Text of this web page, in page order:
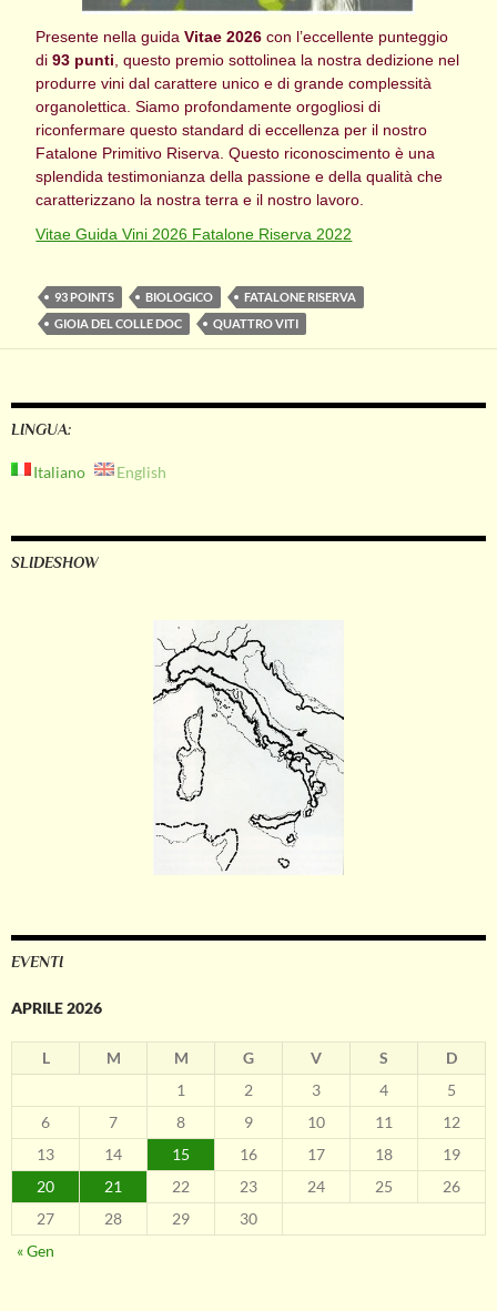
Presente nella guidaVitae 2026 con l’eccellente punteggio
di93 punti, questo premio sottolinea la nostra dedizione nel
produrre vini dal carattere unico e di grande complessità
organolettica. Siamo profondamente orgogliosi di
riconfermare questo standard di eccellenza per il nostro
Fatalone Primitivo Riserva. Questo riconoscimento è una
splendida testimonianza della passione e della qualità che
caratterizzano la nostra terra e il nostro lavoro.
Vitae Guida Vini 2026 Fatalone Riserva 2022
93 POINTS BIOLOGICO
FATALONE RISERVA
GIOIA DEL COLLE DOC
QUATTRO VITI
LINGUA:
Italiano English
SLIDESHOW
EVENTI
APRILE 2026
L M M G V S
D
1
2 3 4
5
6
7 8 9 10 11
12
13
14 15 16 17 18
19
20
21 22 23 24 25
26
27
28 29
30
« Gen